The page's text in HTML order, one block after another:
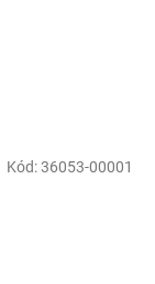
Kód:36053-00001